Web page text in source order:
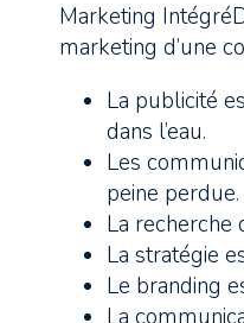
Marketing
marketing d’une
La publicité
dans l’eau.
Les
peine perdue.
La recherche
La stratégie
Le branding